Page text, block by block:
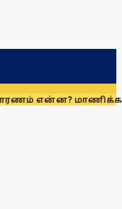
என்ன? மாணிக்கம்